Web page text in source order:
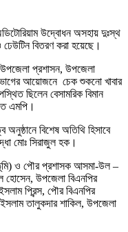
উদ্বোধন অসহায় দুঃস্থ
ঢেউটিন বিতরণ করা হয়েছে।
প্রশাসন, উপজেলা
আয়োজনে চেক শুকনো খাবার
ছিলেন বেসামরিক বিমান
এমপি।
অনুষ্ঠানে বিশেষ অতিথি হিসাবে
মোঃ সিরাজুল হক।
ও পৌর প্রশাসক আসমা-উল –
হোসেন, উপজেলা বিএনপির
প্রিন্স, পৌর বিএনপির
তালুকদার শাকিল, উপজেলা